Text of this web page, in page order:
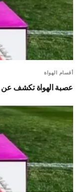
أقسام الهواة
عصبة الهواة تكشف عن